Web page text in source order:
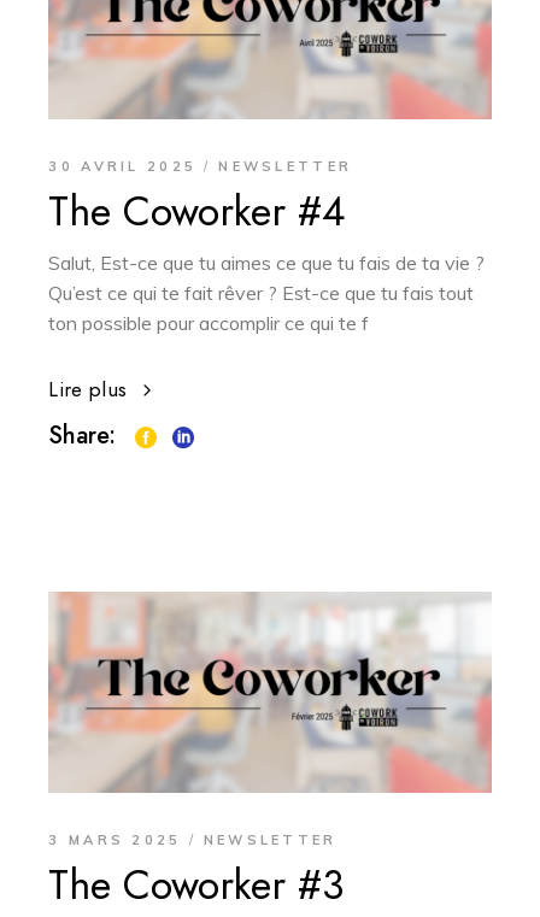
30 AVRIL 2025 NEWSLETTER
The Coworker #4
Salut, Est-ce que tu aimes ce que tu fais de ta vie ?
Qu’est ce qui te fait rêver ? Est-ce que tu fais tout
ton possible pour accomplir ce qui te f
Lire plus
Share:
3 MARS 2025 NEWSLETTER
The Coworker #3